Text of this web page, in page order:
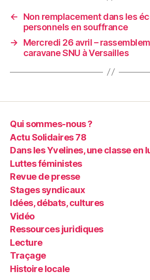
←
Non remplacement dans les
personnels en souffrance
→
Mercredi 26 avril –
caravane SNU à Versailles
Qui sommes-nous ?
Actu Solidaires 78
Dans les Yvelines, une classe en
Luttes féministes
Revue de presse
Stages syndicaux
Idées, débats, cultures
Vidéo
Ressources juridiques
Lecture
Traçage
Histoire locale